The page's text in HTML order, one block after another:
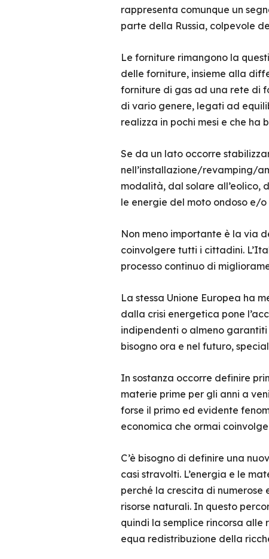
rappresenta comunque un
parte della Russia, colpevole
Le forniture rimangono la
delle forniture, insieme alla
forniture di gas ad una rete di
di vario genere, legati ad
realizza in pochi mesi e che ha
Se da un lato occorre
nell’installazione/revamping/
modalità, dal solare all’eolico,
le energie del moto ondoso e/o
Non meno importante è la via
coinvolgere tutti i cittadini.
processo continuo di
La stessa Unione Europea ha
dalla crisi energetica pone
indipendenti o almeno garantiti
bisogno ora e nel futuro,
In sostanza occorre definire
materie prime per gli anni a
forse il primo ed evidente
economica che ormai
C’è bisogno di definire una
casi stravolti. L’energia e le
perché la crescita di numerose
risorse naturali. In questo
quindi la semplice rincorsa
equa redistribuzione della